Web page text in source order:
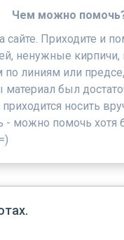
Чем можно
сайте. Приходите и
ненужные
по линиям или
материал был
носить
- можно помочь